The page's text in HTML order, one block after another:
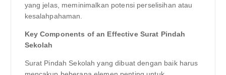
yang jelas, meminimalkan potensi perselisihan atau
kesalahpahaman.
Key Components of an Effective Surat Pindah
Sekolah
Surat Pindah Sekolah yang dibuat dengan baik harus